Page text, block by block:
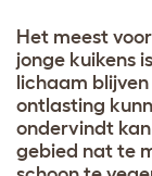
Het meest
jonge kuikens
lichaam
ontlasting
ondervindt
gebied nat te